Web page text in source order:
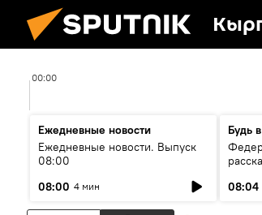
00:00
Ежедневные новости
Ежедневные новости. Выпуск
08:00
08:00 4 мин
Будь
08:04